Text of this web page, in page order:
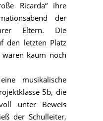
Ricarda“ ihre
der
Eltern. Die
den letzten Platz
waren kaum noch
musikalische
5b, die
unter Beweis
der Schulleiter,